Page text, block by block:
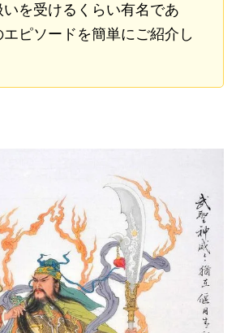
を受けるくらい有名であ
ピソードを簡単にご紹介し